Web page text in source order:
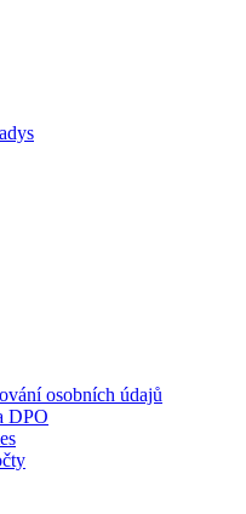
osobních údajů
DPO